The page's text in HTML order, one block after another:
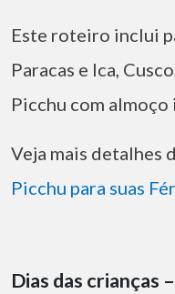
Este roteiro inclui
Paracas e Ica,
Picchu com
Veja mais detalhes
Picchu para suas
Dias das crianças